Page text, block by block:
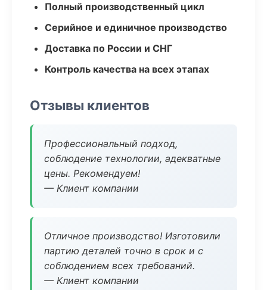
Полный производственный цикл
Серийное и единичное производство
Доставка по России и СНГ
Контроль качества на всех этапах
Отзывы клиентов
Профессиональный подход,
соблюдение технологии, адекватные
цены. Рекомендуем!
— Клиент компании
Отличное производство! Изготовили
партию деталей точно в срок и с
соблюдением всех требований.
— Клиент компании